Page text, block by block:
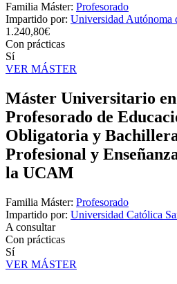
Familia Máster: Profesorado
Impartido por: Universidad Autónoma
1.240,80€
Con prácticas
Sí
VER MÁSTER
Máster Universitario
Profesorado de
Obligatoria y
Profesional y
la UCAM
Familia Máster: Profesorado
Impartido por: Universidad Católica
A consultar
Con prácticas
Sí
VER MÁSTER